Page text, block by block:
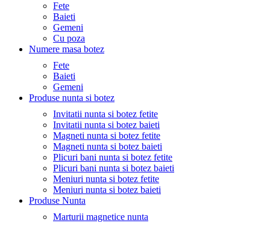
Fete
Baieti
Gemeni
Cu poza
Numere masa botez
Fete
Baieti
Gemeni
Produse nunta si botez
Invitatii nunta si botez fetite
Invitatii nunta si botez baieti
Magneti nunta si botez fetite
Magneti nunta si botez baieti
Plicuri bani nunta si botez fetite
Plicuri bani nunta si botez baieti
Meniuri nunta si botez fetite
Meniuri nunta si botez baieti
Produse Nunta
Marturii magnetice nunta